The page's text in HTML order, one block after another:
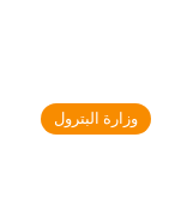
وزارة البترول